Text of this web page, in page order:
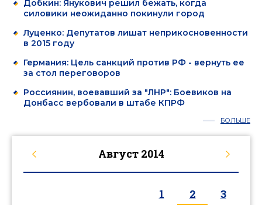
Добкин: Янукович решил бежать, когда
силовики неожиданно покинули город
Луценко: Депутатов лишат неприкосновенности
в 2015 году
Германия: Цель санкций против РФ - вернуть ее
за стол переговоров
Россиянин, воевавший за "ЛНР": Боевиков на
Донбасс вербовали в штабе КПРФ
БОЛЬШЕ
Август 2014
1 2
3